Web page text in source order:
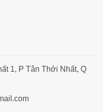
1, P Tân Thới Nhất, Q